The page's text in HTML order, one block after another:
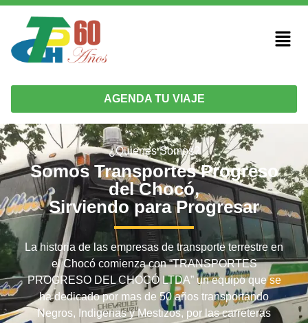
AGENDA TU VIAJE
¿Quienes Somos?
Somos Transportes Progreso
del Chocó,
Sirviendo para Progresar
La historia de las empresas de transporte terrestre en
el Chocó comienza con “TRANSPORTES
PROGRESO DEL CHOCÓ LTDA” un equipo que se
ha dedicado por mas de 50 años transportando
Negros, Indigenas y Mestizos, por las carreteras